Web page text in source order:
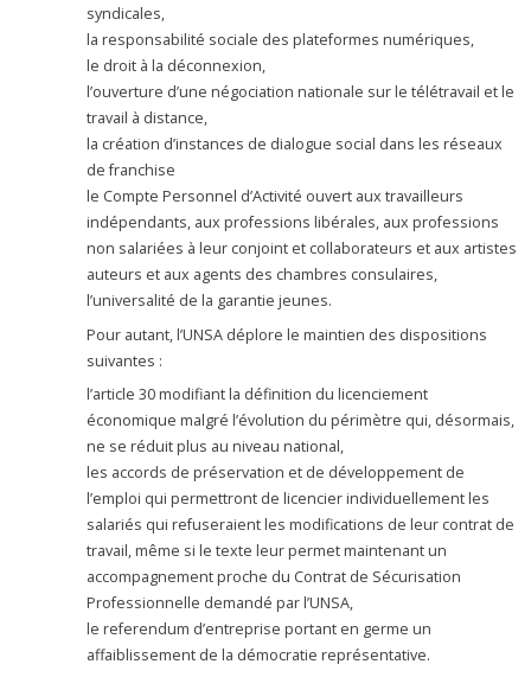
syndicales,
la responsabilité sociale des plateformes numériques,
le droit à la déconnexion,
l’ouverture d’une négociation nationale sur le télétravail et le
travail à distance,
la création d’instances de dialogue social dans les réseaux
de franchise
le Compte Personnel d’Activité ouvert aux travailleurs
indépendants, aux professions libérales, aux professions
non salariées à leur conjoint et collaborateurs et aux artistes
auteurs et aux agents des chambres consulaires,
l’universalité de la garantie jeunes.
Pour autant, l’UNSA déplore le maintien des dispositions
suivantes :
l’article 30 modifiant la définition du licenciement
économique malgré l’évolution du périmètre qui, désormais,
ne se réduit plus au niveau national,
les accords de préservation et de développement de
l’emploi qui permettront de licencier individuellement les
salariés qui refuseraient les modifications de leur contrat de
travail, même si le texte leur permet maintenant un
accompagnement proche du Contrat de Sécurisation
Professionnelle demandé par l’UNSA,
le referendum d’entreprise portant en germe un
affaiblissement de la démocratie représentative.